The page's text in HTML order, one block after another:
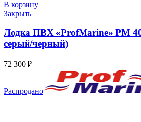
В корзину
Закрыть
Лодка ПВХ «ProfMarine» PM
серый/черный)
72 300 ₽
Распродано